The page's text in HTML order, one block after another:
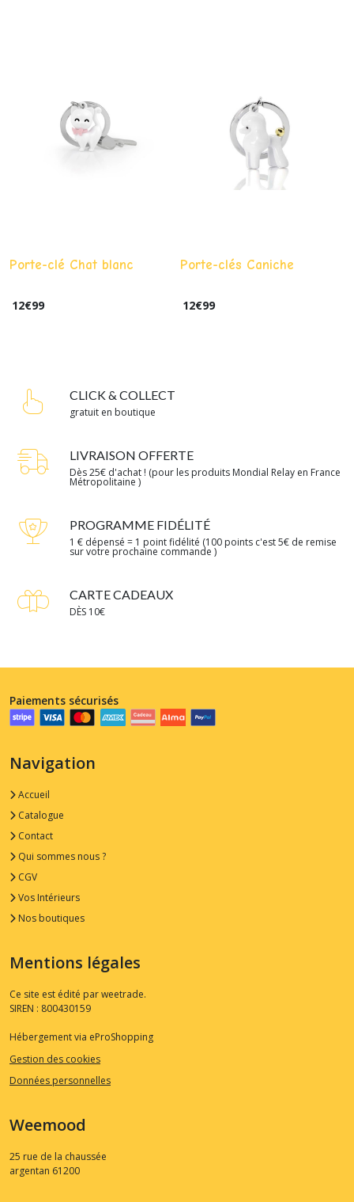
Porte-clé Chat blanc
12€99
Porte-clés Caniche
12€99
CLICK & COLLECT
gratuit en boutique
LIVRAISON OFFERTE
Dès 25€ d'achat ! (pour les produits Mondial Relay en France
Métropolitaine )
PROGRAMME FIDÉLITÉ
1 € dépensé = 1 point fidélité (100 points c'est 5€ de remise
sur votre prochaine commande )
CARTE CADEAUX
DÈS 10€
Paiements sécurisés
Navigation
Accueil
Catalogue
Contact
Qui sommes nous ?
CGV
Vos Intérieurs
Nos boutiques
Mentions légales
Ce site est édité par weetrade.
SIREN : 800430159
Hébergement via eProShopping
Gestion des cookies
Données personnelles
Weemood
25 rue de la chaussée
argentan 61200